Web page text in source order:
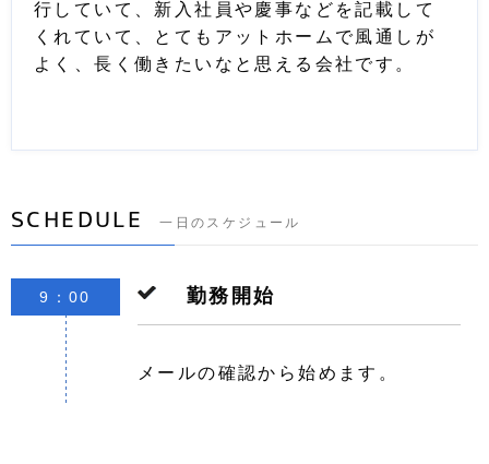
行していて、新入社員や慶事などを記載して
くれていて、とてもアットホームで風通しが
よく、長く働きたいなと思える会社です。
SCHEDULE 一日のスケジュール
勤務開始
メールの確認から始めます。
9：00